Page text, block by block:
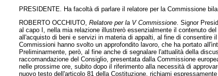
PRESIDENTE. Ha facoltà di parlare il relatore per la Commissione
ROBERTO OCCHIUTO,Relatore per la V Commissione. Signor
al capo I, nella mia relazione illustrerò essenzialmente il contenuto
all'acquisto di beni e servizi in materia di appalti, al fine di consentire
Commissioni hanno svolto un approfondito lavoro, che ha portato
Preliminarmente, però, al fine anche di segnalare l'attualità della
raccomandazione del Consiglio, presentata dalla Commissione
nelle prossime ore, subito dopo il riferimento alla necessità di
nuovo testo dell'articolo 81 della Costituzione, richiami